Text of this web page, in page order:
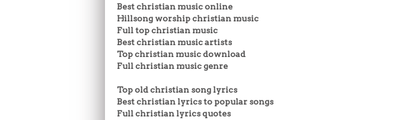
Best christian music online
Hillsong worship christian music
Full top christian music
Best christian music artists
Top christian music download
Full christian music genre
Top old christian song lyrics
Best christian lyrics to popular songs
Full christian lyrics quotes